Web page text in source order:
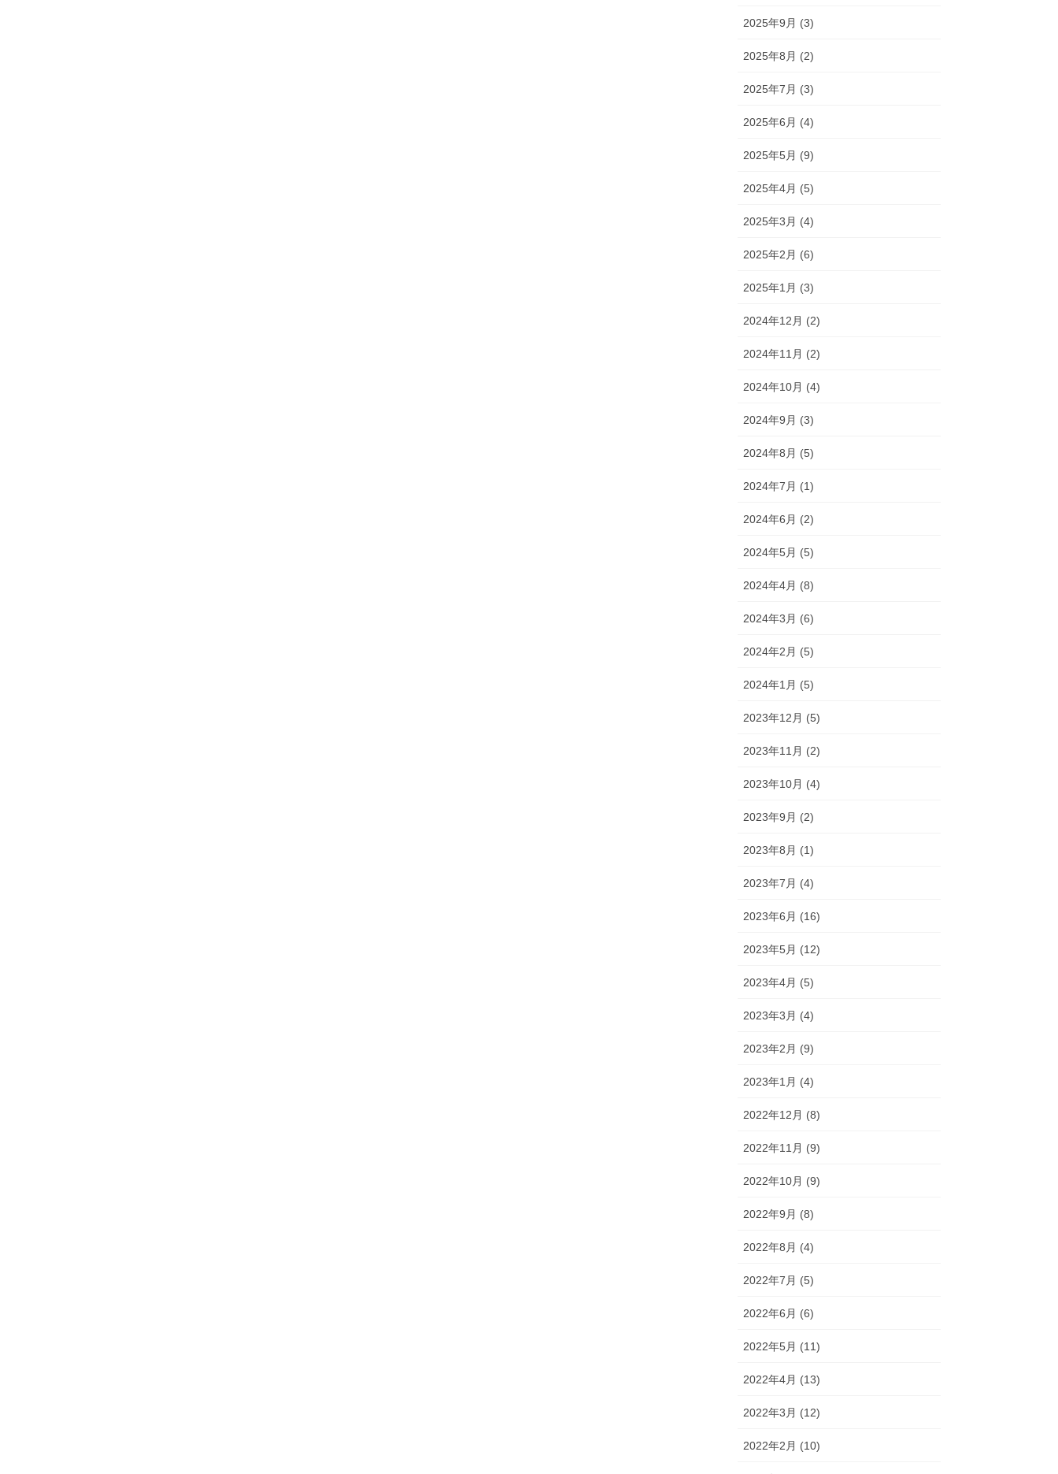
2025年9月 (3)
2025年8月 (2)
2025年7月 (3)
2025年6月 (4)
2025年5月 (9)
2025年4月 (5)
2025年3月 (4)
2025年2月 (6)
2025年1月 (3)
2024年12月 (2)
2024年11月 (2)
2024年10月 (4)
2024年9月 (3)
2024年8月 (5)
2024年7月 (1)
2024年6月 (2)
2024年5月 (5)
2024年4月 (8)
2024年3月 (6)
2024年2月 (5)
2024年1月 (5)
2023年12月 (5)
2023年11月 (2)
2023年10月 (4)
2023年9月 (2)
2023年8月 (1)
2023年7月 (4)
2023年6月 (16)
2023年5月 (12)
2023年4月 (5)
2023年3月 (4)
2023年2月 (9)
2023年1月 (4)
2022年12月 (8)
2022年11月 (9)
2022年10月 (9)
2022年9月 (8)
2022年8月 (4)
2022年7月 (5)
2022年6月 (6)
2022年5月 (11)
2022年4月 (13)
2022年3月 (12)
2022年2月 (10)